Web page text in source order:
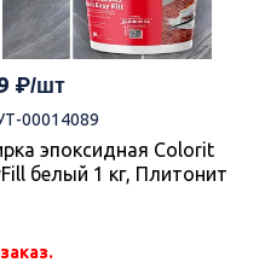
00014089
эпоксидная Colorit
белый 1 кг, Плитонит